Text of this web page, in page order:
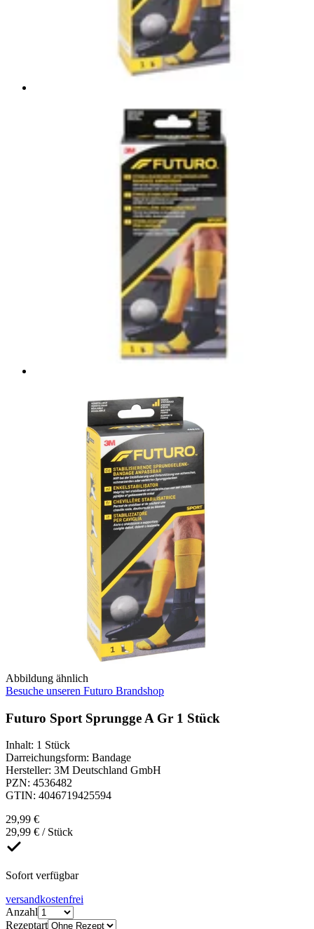
Abbildung ähnlich
Besuche unseren Futuro Brandshop
Futuro Sport Sprungge A Gr 1 Stück
Inhalt: 1 Stück
Darreichungsform: Bandage
Hersteller: 3M Deutschland GmbH
PZN: 4536482
GTIN: 4046719425594
29,99 €
29,99 € / Stück
Sofort verfügbar
versandkostenfrei
Anzahl
Rezeptart